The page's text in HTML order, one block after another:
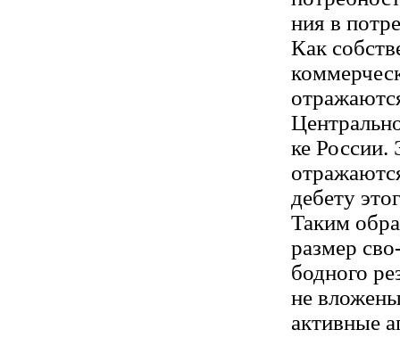
ния в
Как
ке России.
дебету
Таким
размер
бодного
не
активные